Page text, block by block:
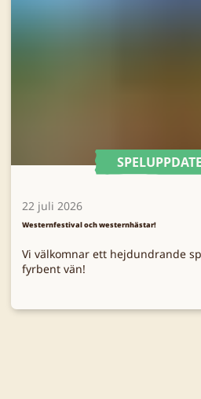
22 juli 2026
Westernfestival och westernhästar!
Vi välkomnar ett hejdundrande
fyrbent vän!